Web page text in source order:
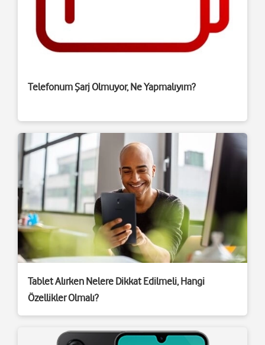
Telefonum Şarj Olmuyor, Ne Yapmalıyım?
Tablet Alırken Nelere Dikkat Edilmeli, Hangi
Özellikler Olmalı?